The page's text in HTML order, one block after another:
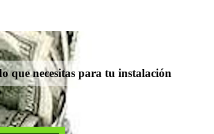
que necesitas para tu instalación